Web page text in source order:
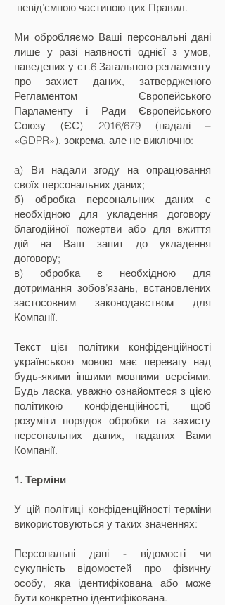
невід’ємною частиною цих Правил.
Ми обробляємо Ваші персональні дані
лише у разі наявності однієї з умов,
наведених у ст.6 Загального регламенту
про захист даних, затвердженого
Регламентом Європейського
Парламенту і Ради Європейського
Союзу (ЄС) 2016/679 (надалі –
«GDPR»), зокрема, але не виключно:
a) Ви надали згоду на опрацювання
своїх персональних даних;
б) обробка персональних даних є
необхідною для укладення договору
благодійної пожертви або для вжиття
дій на Ваш запит до укладення
договору;
в) обробка є необхідною для
дотримання зобов’язань, встановлених
застосовним законодавством для
Компанії.
Текст цієї політики конфіденційності
українською мовою має перевагу над
будь-якими іншими мовними версіями.
Будь ласка, уважно ознайомтеся з цією
політикою конфіденційності, щоб
розуміти порядок обробки та захисту
персональних даних, наданих Вами
Компанії.
1. Терміни
У цій політиці конфіденційності терміни
використовуються у таких значеннях:
Персональні дані - відомості чи
сукупність відомостей про фізичну
особу, яка ідентифікована або може
бути конкретно ідентифікована.